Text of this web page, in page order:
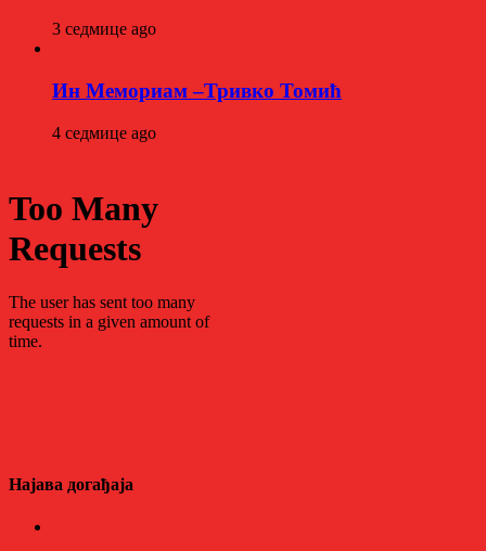
3 седмице ago
Ин Мемориам –Тривко Томић
4 седмице ago
Најава догађаја